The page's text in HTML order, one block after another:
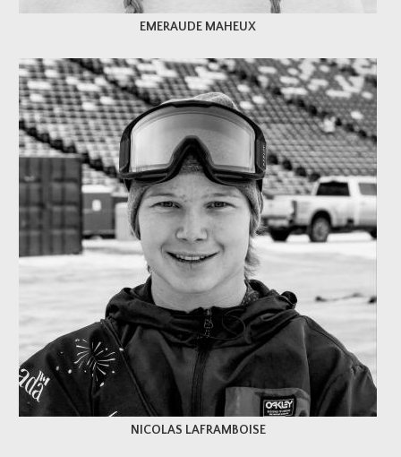
EMERAUDE MAHEUX
NICOLAS LAFRAMBOISE